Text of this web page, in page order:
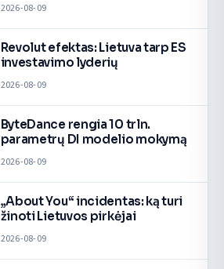
2026-08-09
Revolut efektas: Lietuva tarp ES
investavimo lyderių
2026-08-09
ByteDance rengia 10 trln.
parametrų DI modelio mokymą
2026-08-09
„About You“ incidentas: ką turi
žinoti Lietuvos pirkėjai
2026-08-09